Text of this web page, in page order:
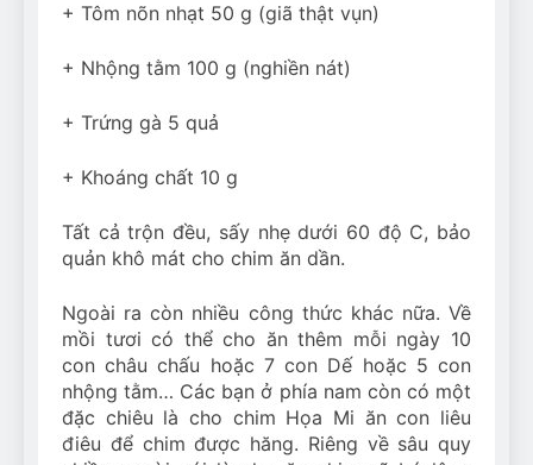
+ Tôm nõn nhạt 50 g (giã thật vụn)
+ Nhộng tằm 100 g (nghiền nát)
+ Trứng gà 5 quả
+ Khoáng chất 10 g
Tất cả trộn đều, sấy nhẹ dưới 60 độ C, bảo
quản khô mát cho chim ăn dần.
Ngoài ra còn nhiều công thức khác nữa. Về
mồi tươi có thể cho ăn thêm mỗi ngày 10
con châu chấu hoặc 7 con Dế hoặc 5 con
nhộng tằm… Các bạn ở phía nam còn có một
đặc chiêu là cho chim Họa Mi ăn con liêu
điêu để chim được hăng. Riêng về sâu quy